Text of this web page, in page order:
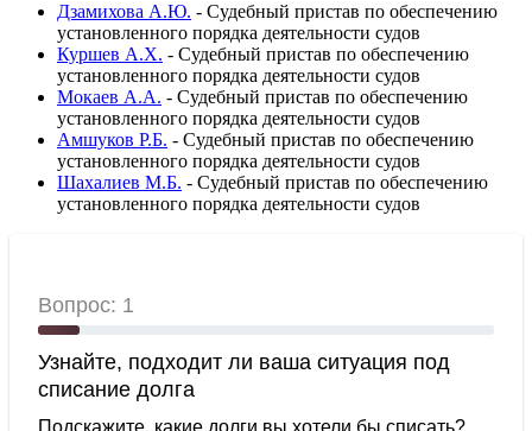
Дзамихова А.Ю. - Судебный пристав по обеспечению
установленного порядка деятельности судов
Куршев А.Х. - Судебный пристав по обеспечению
установленного порядка деятельности судов
Мокаев А.А. - Судебный пристав по обеспечению
установленного порядка деятельности судов
Амшуков Р.Б. - Судебный пристав по обеспечению
установленного порядка деятельности судов
Шахалиев М.Б. - Судебный пристав по обеспечению
установленного порядка деятельности судов